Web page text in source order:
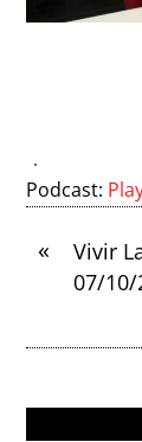
Podcast:
«
Vivir
07/10/